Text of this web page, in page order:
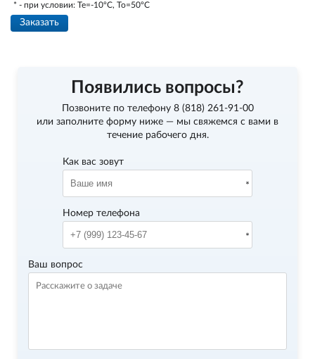
* - при условии: Te=-10ºC, To=50ºC
Заказать
Появились вопросы?
Позвоните по телефону 8 (818) 261-91-00
или заполните форму ниже — мы свяжемся с вами в
течение рабочего дня.
Как вас зовут
Номер телефона
Ваш вопрос